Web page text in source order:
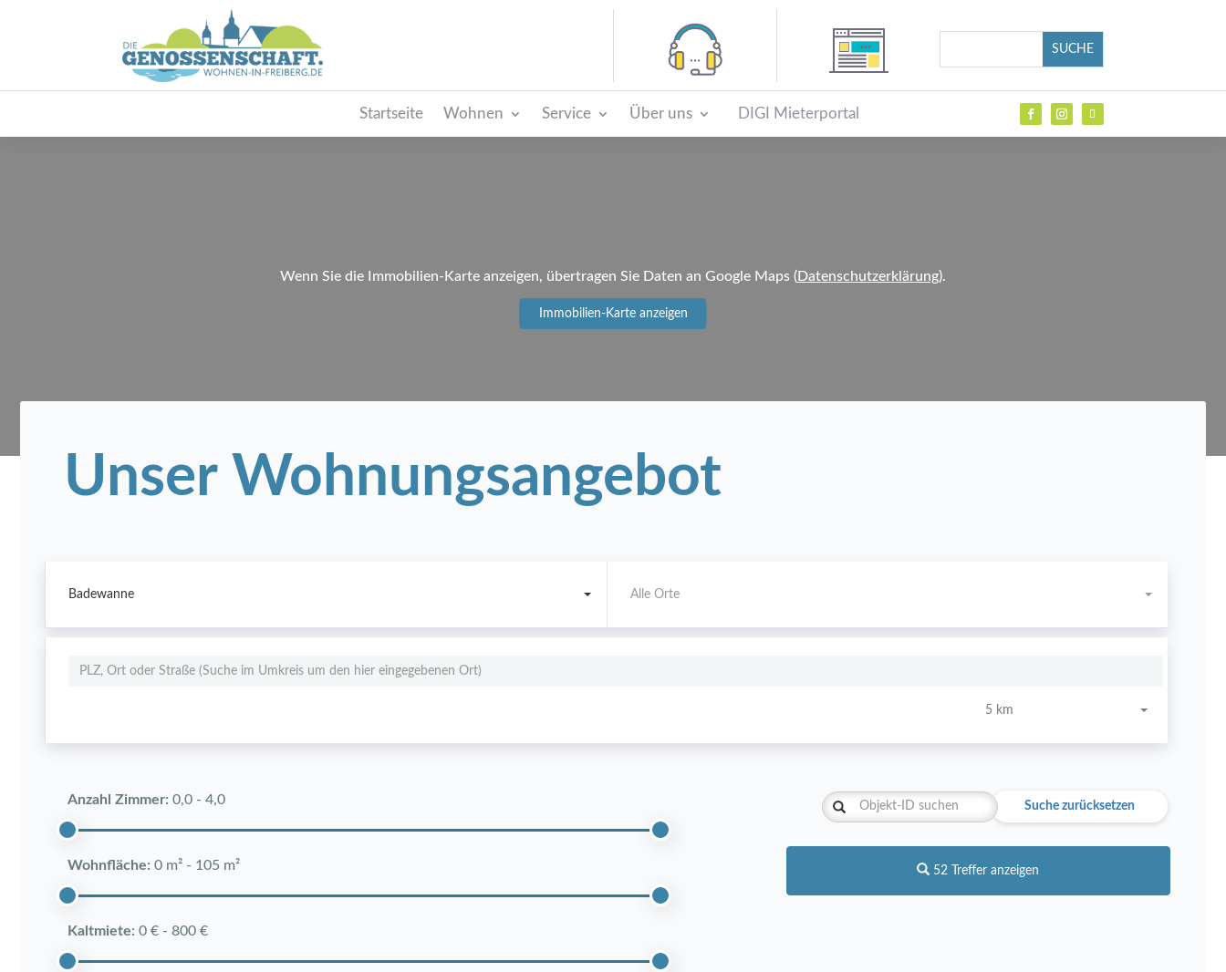
Startseite Wohnen Service Über uns DIGI Mieterportal
Wenn Sie die Immobilien-Karte anzeigen, übertragen Sie Daten an Google Maps (Datenschutzerklärung).
Immobilien-Karte anzeigen
Unser Wohnungsangebot
Alle Orte
Badewanne
5 km
52 Treffer anzeigen
Suche zurücksetzen
Anzahl Zimmer: 0,0 - 4,0
Wohnfläche: 0 m² - 105 m²
Kaltmiete: 0 € - 800 €